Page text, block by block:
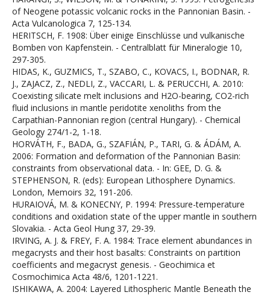
of Neogene potassic volcanic rocks in the Pannonian Basin. -
Acta Vulcanologica 7, 125-134.
HERITSCH, F. 1908: Über einige Einschlüsse und vulkanische
Bomben von Kapfenstein. - Centralblatt für Mineralogie 10,
297-305.
HIDAS, K., GUZMICS, T., SZABO, C., KOVACS, I., BODNAR, R.
J., ZAJACZ, Z., NEDLI, Z., VACCARI, L. & PERUCCHI, A. 2010:
Coexisting silicate melt inclusions and H2O-bearing, CO2-rich
fluid inclusions in mantle peridotite xenoliths from the
Carpathian-Pannonian region (central Hungary). - Chemical
Geology 274/1-2, 1-18.
HORVÁTH, F., BADA, G., SZAFIÁN, P., TARI, G. & ÁDÁM, A.
2006: Formation and deformation of the Pannonian Basin:
constraints from observational data. - In: GEE, D. G. &
STEPHENSON, R. (eds): European Lithosphere Dynamics.
London, Memoirs 32, 191-206.
HURAIOVÁ, M. & KONECNY, P. 1994: Pressure-temperature
conditions and oxidation state of the upper mantle in southern
Slovakia. - Acta Geol Hung 37, 29-39.
IRVING, A. J. & FREY, F. A. 1984: Trace element abundances in
megacrysts and their host basalts: Constraints on partition
coefficients and megacryst genesis. - Geochimica et
Cosmochimica Acta 48/6, 1201-1221.
ISHIKAWA, A. 2004: Layered Lithospheric Mantle Beneath the